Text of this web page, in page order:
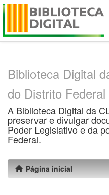
Skip
Biblioteca Digital
do Distrito Federal
A Biblioteca Digital da
preservar e divulgar
Poder Legislativo e da
Federal.
Página inicial